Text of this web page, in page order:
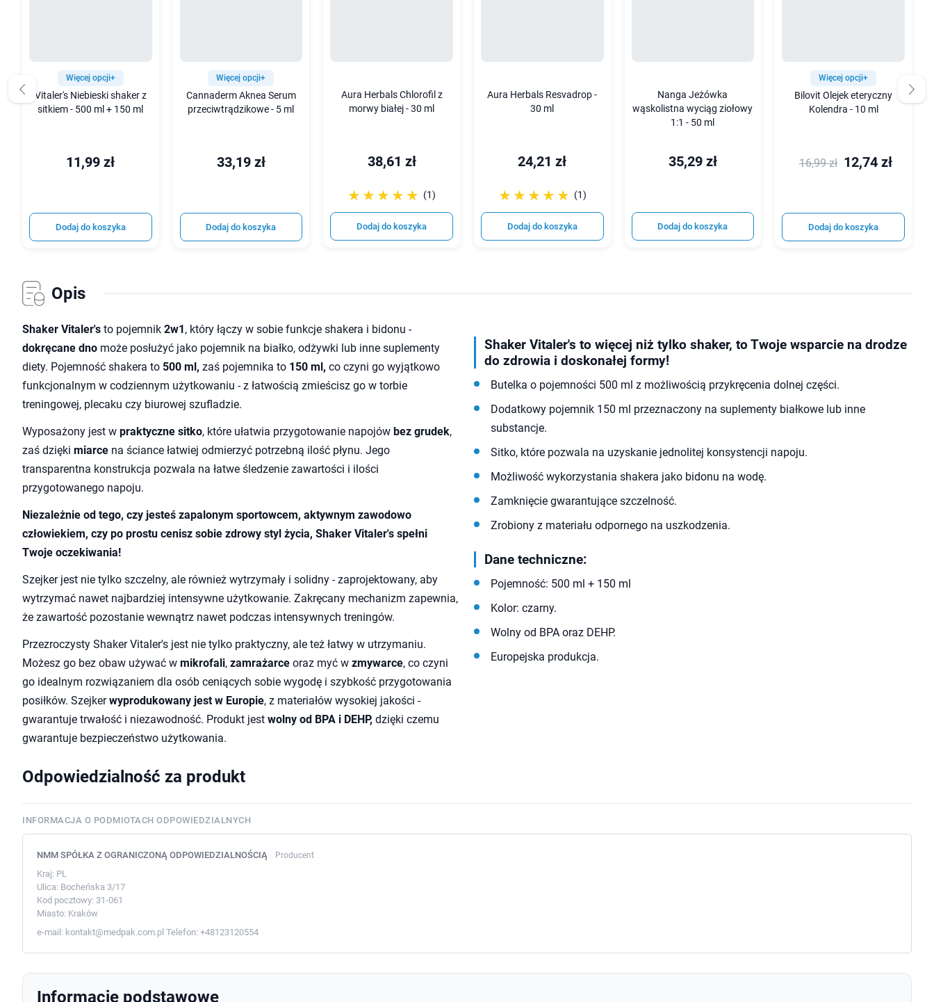
Więcej opcji+
Vitaler's Niebieski shaker z
sitkiem - 500 ml + 150 ml
11,99 zł
Dodaj do koszyka
Więcej opcji+
Cannaderm Aknea Serum
przeciwtrądzikowe - 5 ml
33,19 zł
Dodaj do koszyka
Aura Herbals Chlorofil z
morwy białej - 30 ml
38,61 zł
☆☆☆☆☆
★★★★★ (1)
Dodaj do koszyka
Aura Herbals Resvadrop -
30 ml
24,21 zł
☆☆☆☆☆
★★★★★ (1)
Dodaj do koszyka
Nanga Jeżówka
wąskolistna wyciąg ziołowy
1:1 - 50 ml
35,29 zł
Dodaj do koszyka
Więcej opcji+
Bilovit Olejek eteryczny
Kolendra - 10 ml
16,99 zł 12,74 zł
Dodaj do koszyka
Opis
Shaker Vitaler's to pojemnik 2w1 , który łączy w sobie funkcje shakera i bidonu -
dokręcane dno może posłużyć jako pojemnik na białko, odżywki lub inne suplementy
diety. Pojemność shakera to 500 ml, zaś pojemnika to 150 ml, co czyni go wyjątkowo
funkcjonalnym w codziennym użytkowaniu - z łatwością zmieścisz go w torbie
treningowej, plecaku czy biurowej szufladzie.
Wyposażony jest w praktyczne sitko, które ułatwia przygotowanie napojów bez grudek,
zaś dzięki miarce na ściance łatwiej odmierzyć potrzebną ilość płynu. Jego
transparentna konstrukcja pozwala na łatwe śledzenie zawartości i ilości
przygotowanego napoju.
Niezależnie od tego, czy jesteś zapalonym sportowcem, aktywnym zawodowo
człowiekiem, czy po prostu cenisz sobie zdrowy styl życia, Shaker Vitaler's spełni
Twoje oczekiwania!
Szejker jest nie tylko szczelny, ale również wytrzymały i solidny - zaprojektowany, aby
wytrzymać nawet najbardziej intensywne użytkowanie. Zakręcany mechanizm zapewnia,
że zawartość pozostanie wewnątrz nawet podczas intensywnych treningów.
Przezroczysty Shaker Vitaler's jest nie tylko praktyczny, ale też łatwy w utrzymaniu.
Możesz go bez obaw używać w mikrofali, zamrażarce oraz myć w zmywarce, co czyni
go idealnym rozwiązaniem dla osób ceniących sobie wygodę i szybkość przygotowania
posiłków. Szejkerwyprodukowany jest w Europie, z materiałów wysokiej jakości -
gwarantuje trwałość i niezawodność. Produkt jest wolny od BPA i DEHP, dzięki czemu
gwarantuje bezpieczeństwo użytkowania.
Shaker Vitaler's to więcej niż tylko shaker, to Twoje wsparcie na drodze
do zdrowia i doskonałej formy!
Butelka o pojemności 500 ml z możliwością przykręcenia dolnej części.
Dodatkowy pojemnik 150 ml przeznaczony na suplementy białkowe lub inne
substancje.
Sitko, które pozwala na uzyskanie jednolitej konsystencji napoju.
Możliwość wykorzystania shakera jako bidonu na wodę.
Zamknięcie gwarantujące szczelność.
Zrobiony z materiału odpornego na uszkodzenia.
Dane techniczne:
Pojemność: 500 ml + 150 ml
Kolor: czarny.
Wolny od BPA oraz DEHP.
Europejska produkcja.
Odpowiedzialność za produkt
INFORMACJA O PODMIOTACH ODPOWIEDZIALNYCH
NMM SPÓŁKA Z OGRANICZONĄ ODPOWIEDZIALNOŚCIĄ Producent
Kraj: PL
Ulica: Bocheńska 3/17
Kod pocztowy: 31-061
Miasto: Kraków
e-mail: kontakt@medpak.com.pl Telefon: +48123120554
Informacje podstawowe